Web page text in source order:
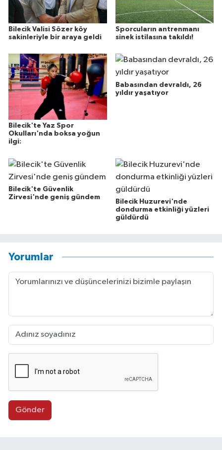
Bilecik Valisi Sözer köy
sakinleriyle bir araya geldi
Sporcuların antrenmanı
sinek istilasına takıldı!
Bilecik'te Yaz Spor
Okulları'nda boksa yoğun
ilgi:
Babasından devraldı, 26
yıldır yaşatıyor
Bilecik'te Güvenlik
Zirvesi'nde geniş gündem
Bilecik Huzurevi'nde
dondurma etkinliği yüzleri
güldürdü
Yorumlar
Gönder